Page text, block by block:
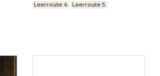
Leerroute 4
Leerroute 5